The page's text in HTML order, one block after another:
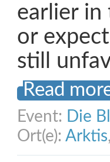
earlier in
or
still
Read
Event: Die
Ort(e): Arktis,